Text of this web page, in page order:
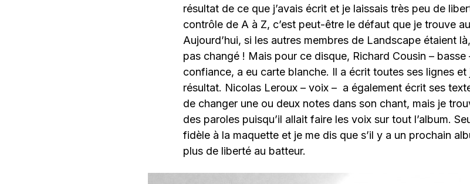
résultat de ce que j’avais écrit et je laissais très peu de
contrôle de A à Z, c’est peut-être le défaut que je trouve
Aujourd’hui, si les autres membres de Landscape étaient
pas changé ! Mais pour ce disque, Richard Cousin – basse
confiance, a eu carte blanche. Il a écrit toutes ses lignes
résultat. Nicolas Leroux – voix – a également écrit ses
de changer une ou deux notes dans son chant, mais je
des paroles puisqu’il allait faire les voix sur tout l’album.
fidèle à la maquette et je me dis que s’il y a un prochain
plus de liberté au batteur.